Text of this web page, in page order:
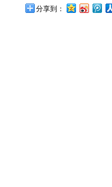
分享到：